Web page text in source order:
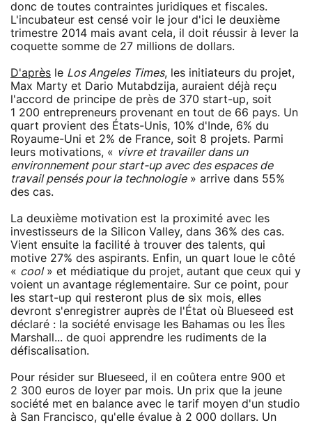
donc de toutes contraintes juridiques et fiscales.
L'incubateur est censé voir le jour d'ici le deuxième
trimestre 2014 mais avant cela, il doit réussir à lever la
coquette somme de 27 millions de dollars.
D'après le Los Angeles Times, les initiateurs du projet,
Max Marty et Dario Mutabdzija, auraient déjà reçu
l'accord de principe de près de 370 start-up, soit
1 200 entrepreneurs provenant en tout de 66 pays. Un
quart provient des États-Unis, 10% d'Inde, 6% du
Royaume-Uni et 2% de France, soit 8 projets. Parmi
leurs motivations, « vivre et travailler dans un
environnement pour start-up avec des espaces de
travail pensés pour la technologie» arrive dans 55%
des cas.
La deuxième motivation est la proximité avec les
investisseurs de la Silicon Valley, dans 36% des cas.
Vient ensuite la facilité à trouver des talents, qui
motive 27% des aspirants. Enfin, un quart loue le côté
« cool» et médiatique du projet, autant que ceux qui y
voient un avantage réglementaire. Sur ce point, pour
les start-up qui resteront plus de six mois, elles
devront s'enregistrer auprès de l'État où Blueseed est
déclaré : la société envisage les Bahamas ou les Îles
Marshall... de quoi apprendre les rudiments de la
défiscalisation.
Pour résider sur Blueseed, il en coûtera entre 900 et
2 300 euros de loyer par mois. Un prix que la jeune
société met en balance avec le tarif moyen d'un studio
à San Francisco, qu'elle évalue à 2 000 dollars. Un